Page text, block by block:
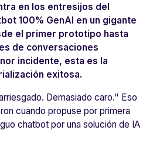
en los entresijos del
100% GenAI en un gigante
el primer prototipo hasta
de conversaciones
incidente, esta es la
exitosa.
Demasiado caro." Eso
cuando propuse por primera
chatbot por una solución de IA